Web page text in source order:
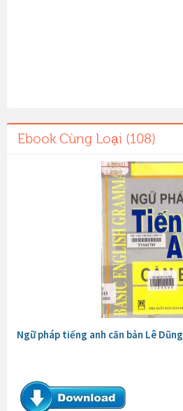
Ebook Cùng Loại (108)
Ngữ pháp tiếng anh căn bản Lê Dũng